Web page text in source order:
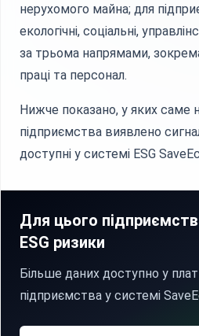
нерухомого майна; для
екологічні, соціальні,
за трьома напрямами,
праці та персонал.
Нижче показано, у яких саме
підприємства виявлено
доступні у системі ESG
Для цього
ESG ризики
Більше даних доступно у
підприємства у системі